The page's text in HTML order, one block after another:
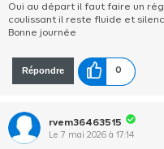
Oui au départ il faut faire un
coulissant il reste fluide et
Bonne journée
Répondre 0
rvem36463515
Le 7 mai 2026 à17:14